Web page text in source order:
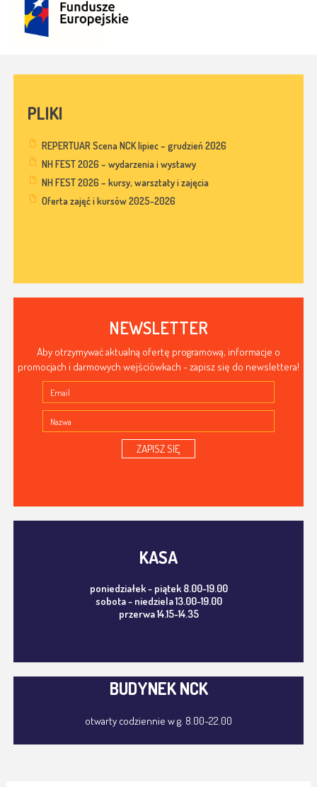
PLIKI
REPERTUAR Scena NCK lipiec – grudzień 2026
NH FEST 2026 – wydarzenia i wystawy
NH FEST 2026 – kursy, warsztaty i zajęcia
Oferta zajęć i kursów 2025-2026
NEWSLETTER
Aby otrzymywać aktualną ofertę programową, informacje o
promocjach i darmowych wejściówkach - zapisz się do newslettera!
ZAPISZ SIĘ
KASA
poniedziałek - piątek 8.00-19.00
sobota - niedziela 13.00-19.00
przerwa 14.15-14.35
BUDYNEK NCK
otwarty codziennie w g. 8.00-22.00